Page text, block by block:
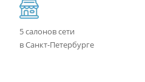
5 салонов сети
в Санкт-Петербурге